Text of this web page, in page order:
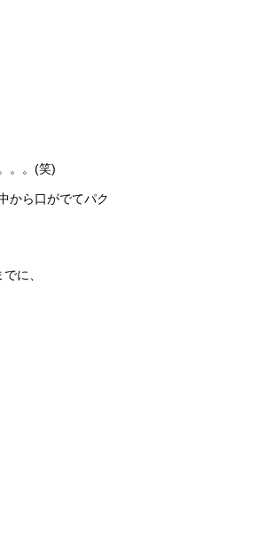
。。(笑)
から口がでてパク
に、